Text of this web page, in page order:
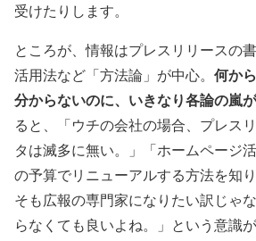
受けたりします。
ところが、情報はプレスリリースの
活用法など「方法論」が中心。 何か
分からないのに、いきなり各論の嵐
ると、「ウチの会社の場合、プレス
タは滅多に無い。」「ホームページ
の予算でリニューアルする方法を知
そも広報の専門家になりたい訳じゃ
らなくても良いよね。」という意識が